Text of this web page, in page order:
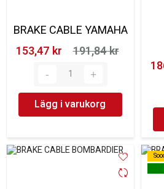
BRAKE CABLE YAMAHA
153,47 kr‎
191,84 kr‎
Lägg i varukorg